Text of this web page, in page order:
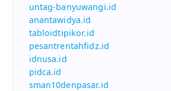
untag-banyuwangi.id
anantawidya.id
tabloidtipikor.id
pesantrentahfidz.id
idnusa.id
pidca.id
sman10denpasar.id